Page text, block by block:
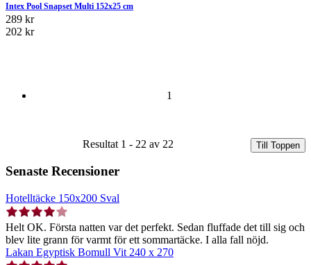
Intex Pool Snapset Multi 152x25 cm
289 kr
202 kr
1
Resultat 1 - 22 av 22 Till Toppen
Senaste Recensioner
Hotelltäcke 150x200 Sval
Helt OK. Första natten var det perfekt. Sedan fluffade det till sig och
blev lite grann för varmt för ett sommartäcke. I alla fall nöjd.
Lakan Egyptisk Bomull Vit 240 x 270